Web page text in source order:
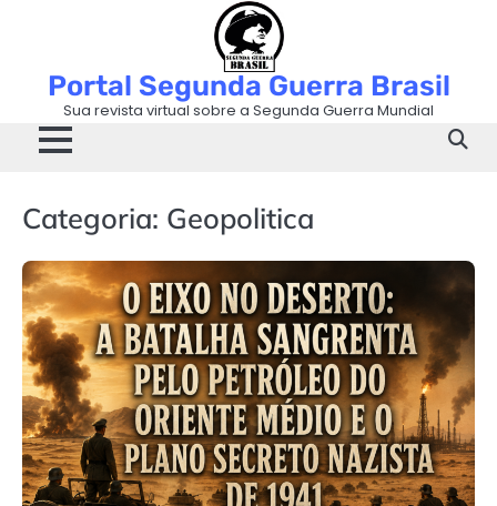
Portal Segunda Guerra Brasil
Sua revista virtual sobre a Segunda Guerra Mundial
Categoria: Geopolitica